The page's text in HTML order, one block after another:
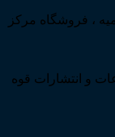
، فروشگاه مرکز
و انتشارات قوه